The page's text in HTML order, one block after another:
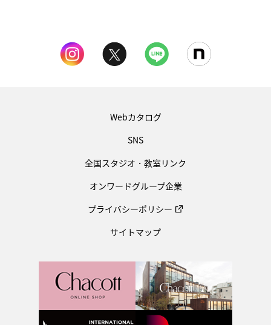
Webカタログ
SNS
全国スタジオ・教室リンク
オンワードグループ企業
プライバシーポリシー
サイトマップ